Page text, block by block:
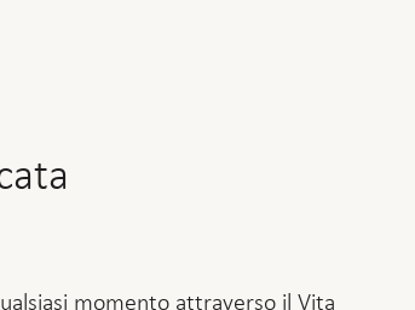
momento attraverso il Vita